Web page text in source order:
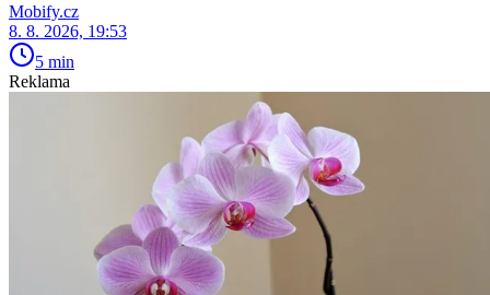
Mobify.cz
8. 8. 2026, 19:53
5 min
Reklama